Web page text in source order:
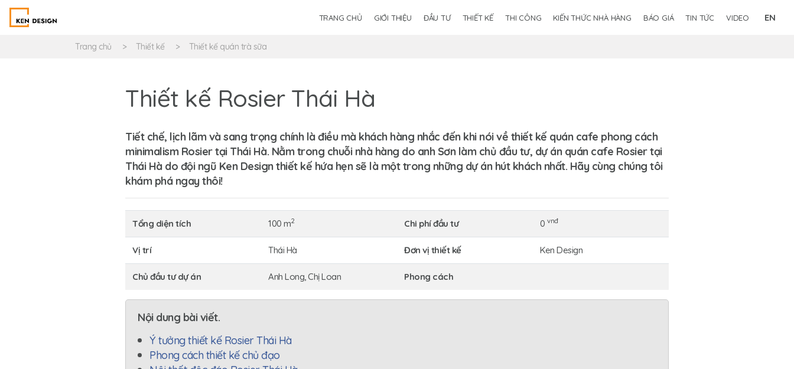
TRANG CHỦ GIỚI THIỆU ĐẦU TƯ THIẾT KẾ THI CÔNG KIẾN THỨC NHÀ HÀNG BÁO GIÁ TIN TỨC VIDEO EN
Trang chủ Thiết kế Thiết kế quán trà sữa
Thiết kế Rosier Thái Hà
Tiết chế, lịch lãm và sang trọng chính là điều mà khách hàng nhắc đến khi nói về thiết kế quán cafe phong cách
minimalismRosier tại Thái Hà. Nằm trong chuỗi nhà hàng do anh Sơn làm chủ đầu tư, dự án quán cafe Rosier tại
Thái Hà do đội ngũ Ken Designthiết kế hứa hẹn sẽ là một trong những dự án hút khách nhất. Hãy cùng chúng tôi
khám phá ngay thôi!
Tổng diện tích 100 m2 Chi phí đầu tư 0 vnđ
Vị trí Thái Hà Đơn vị thiết kế Ken Design
Chủ đầu tư dự án Anh Long, Chị Loan Phong cách
Nội dung bài viết.
Ý tưởng thiết kế Rosier Thái Hà
Phong cách thiết kế chủ đạo